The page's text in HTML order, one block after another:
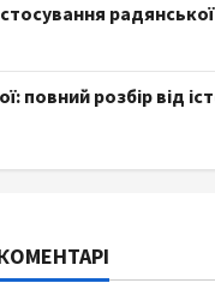
повний розбір від